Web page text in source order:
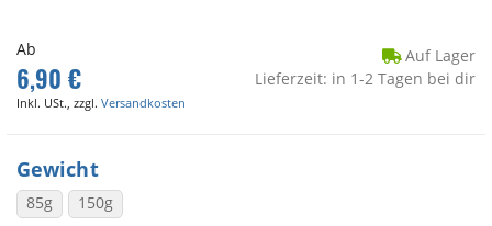
Ab
6,90 €
Inkl. USt., zzgl. Versandkosten
Auf Lager
Lieferzeit: in 1-2 Tagen bei dir
Gewicht
85g 150g